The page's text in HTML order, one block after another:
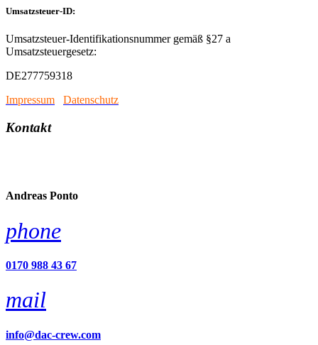
Umsatzsteuer-ID:
Umsatzsteuer-Identifikationsnummer gemäß §27 a
Umsatzsteuergesetz:
DE277759318
Impressum
Datenschutz
Kontakt
Andreas Ponto
phone
0170 988 43 67
mail
info@dac-crew.com